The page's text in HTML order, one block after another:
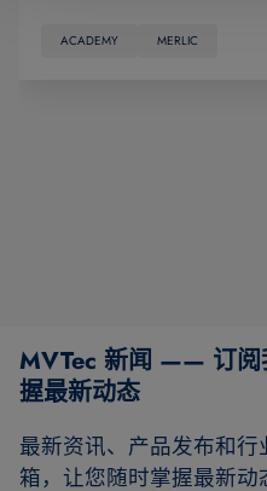
ACADEMY MERLIC
MVTec 新闻 —— 订阅
握最新动态
最新资讯、产品发布和
箱，让您随时掌握最新动